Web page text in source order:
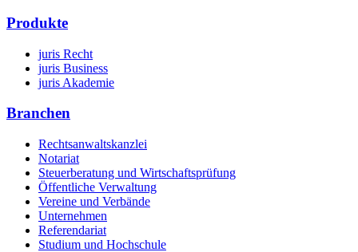
Produkte
juris Recht
juris Business
juris Akademie
Branchen
Rechtsanwaltskanzlei
Notariat
Steuerberatung und Wirtschaftsprüfung
Öffentliche Verwaltung
Vereine und Verbände
Unternehmen
Referendariat
Studium und Hochschule